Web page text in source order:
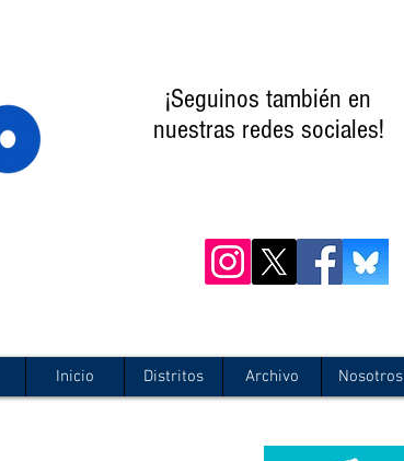
¡Seguinos también en
nuestras redes sociales!
Inicio Distritos Archivo Nosotros